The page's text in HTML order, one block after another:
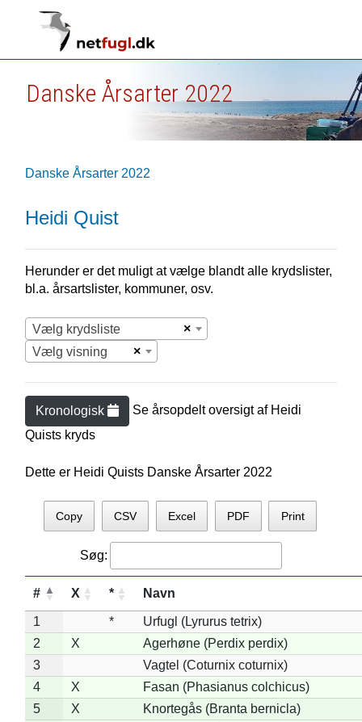
Danske Årsarter 2022
Danske Årsarter 2022
Heidi Quist
Herunder er det muligt at vælge blandt alle krydslister,
bl.a. årsartslister, kommuner, osv.
×
Vælg krydsliste
×
Vælg visning
Kronologisk Se årsopdelt oversigt af Heidi
Quists kryds
Dette er Heidi Quists Danske Årsarter 2022
Copy CSV Excel PDF Print
Søg:
# X * Navn
1 *
Urfugl (Lyrurus tetrix)
2
X
Agerhøne (Perdix perdix)
3
Vagtel (Coturnix coturnix)
4
X
Fasan (Phasianus colchicus)
5
X
Knortegås (Branta bernicla)